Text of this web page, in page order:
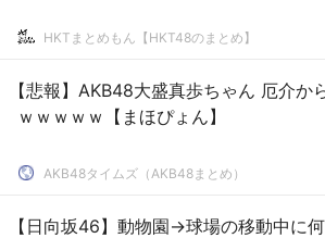
HKTまとめもん【HKT48のまとめ】
【悲報】AKB48大盛真歩ちゃん 厄介か
ｗｗｗｗｗ【まほぴょん】
AKB48タイムズ（AKB48まとめ）
【日向坂46】動物園→球場の移動中に